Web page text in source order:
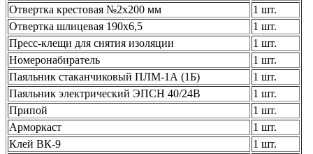
Отвертка крестовая №2х200 мм
1 шт.
Отвертка шлицевая 190х6,5
1 шт.
Пресс-клещи для снятия изоляции
1 шт.
Номеронабиратель
1 шт.
Паяльник стаканчиковый ПЛМ-1А (1Б)
1 шт.
Паяльник электрический ЭПСН 40/24В
1 шт.
Припой
1 шт.
Арморкаст
1 шт.
Клей ВК-9
1 шт.